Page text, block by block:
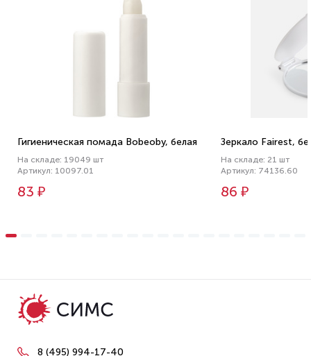
Гигиеническая помада Bobeoby, белая
На складе: 19049 шт
Артикул: 10097.01
83 ₽
Зеркало Fairest,
На складе: 21 шт
Артикул: 74136.60
86 ₽
8 (495) 994-17-40